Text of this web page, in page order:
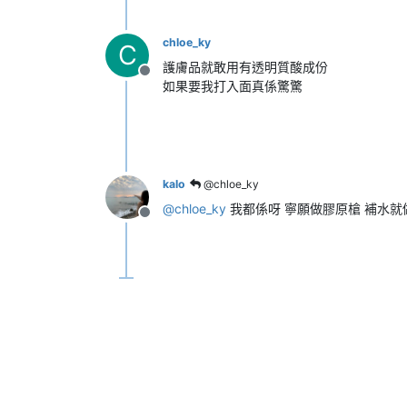
C
離線
chloe_ky
護膚品就敢用有透明質酸成份
如果要我打入面真係驚驚
離線
kalo @chloe_ky
@chloe_ky 我都係呀 寧願做膠原槍 補水